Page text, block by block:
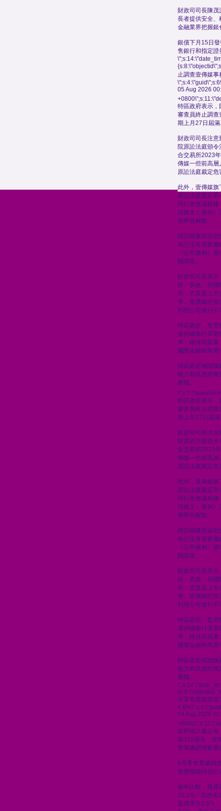
財政司司長陳茂
長者提供安全、
金融業界把握銀
銀債下月15日
售銀行和指定證
止調查壹傳媒事
05 Aug 2026
特區政府表示，
審查員終止調查
期上月27日屆
財政司司長注
院原訟法庭頒
合交易所2023
傳媒一些前高
原訟法庭裁定
此外，壹傳媒
原訟法庭裁定
同行政會議根
項條文）條例
後即告解散。
經詳細審視這些
為已沒有需要繼
《公司條例》
關調查。
財政司司長表
好、高效、與國
司，尤其是上市
準。壹傳媒的管
利用公司進行不
特區政府、監管
港持續奉行享譽
準，維持高質素
國際金融和商
特區政府感謝陳
能力和高度的專
厥職。
特區政府表示，
審查員終止調查
期上月27日屆
財政司司長注
院原訟法庭頒
合交易所2023
傳媒一些前高
原訟法庭裁定
此外，壹傳媒
原訟法庭裁定
同行政會議根
項條文）條例
後即告解散。
經詳細審視這些
為已沒有需要繼
《公司條例》
關調查。
財政司司長表
好、高效、與國
司，尤其是上市
準。壹傳媒的管
利用公司進行不
特區政府、監管
港持續奉行享譽
準，維持高質素
國際金融和商
特區政府感謝陳
能力和高度的專
厥職。
月零售業銷貨值
04 Aug 2026
政府統計處公
為315億元，按
售業總銷貨數
6月零售業總銷
售價值臨時估
按年比較，珠寶
20.1%；其他未
及煙草升2.5%